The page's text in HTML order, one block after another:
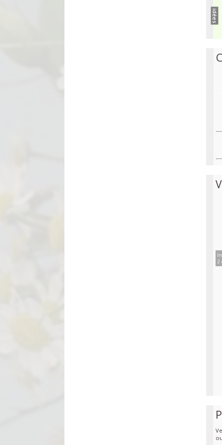
idées
2